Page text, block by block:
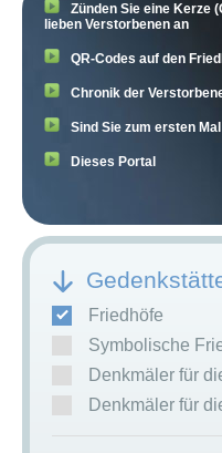
Zünden Sie eine Kerze
lieben Verstorbenen an
QR-Codes auf den
Chronik der
Sind Sie zum ersten
Dieses Portal
Friedhöfe
Symbolische
Denkmäler für
Denkmäler für